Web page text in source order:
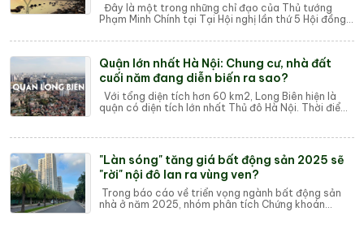
Đây là một trong những chỉ đạo của Thủ tướng
Phạm Minh Chính tại Tại Hội nghị lần thứ 5 Hội đồng
Quận lớn nhất Hà Nội: Chung cư, nhà đất
cuối năm đang diễn biến ra sao?
Với tổng diện tích hơn 60 km2, Long Biên hiện là
quận có diện tích lớn nhất Thủ đô Hà Nội. Thời điểm
"Làn sóng" tăng giá bất động sản 2025 sẽ
"rời" nội đô lan ra vùng ven?
Trong báo cáo về triển vọng ngành bất động sản
nhà ở năm 2025, nhóm phân tích Chứng khoán